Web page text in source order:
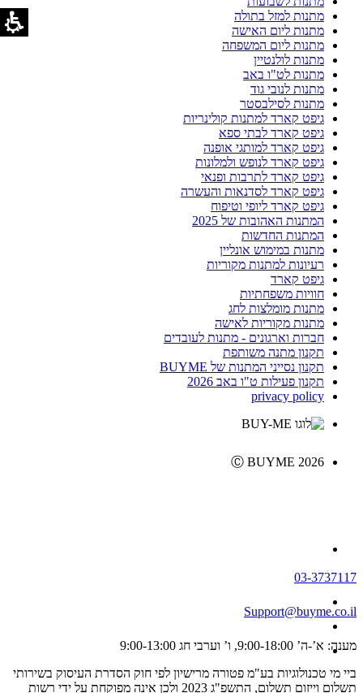
מתנות למזל בתולה
מתנות ליום האישה
מתנות ליום המשפחה
מתנות לולנטיין
מתנות לט"ו באב
מתנות לנובי גוד
מתנות לסילבסטר
גיפט קארד למתנות קולינריות
גיפט קארד לבתי ספא
גיפט קארד למותגי אופנה
גיפט קארד לנופש ולמלונות
גיפט קארד לתרבות ופנאי
גיפט קארד לסדנאות והעשרה
גיפט קארד ליופי וטיפוח
המתנות האהובות של 2025
המתנות החדשות
מתנות במימוש אונליין
רעיונות למתנות מקוריות
גיפט קארד
חוויות משפחתיות
מתנות מומלצות לחג
מתנות מקוריות לאישה
חברות וארגונים - מתנות לעובדים
תקנון מתנה משותפת
תקנון נסייני המתנות של BUYME
תקנון פעילות ט"ו באב 2026
privacy policy
Ⓒ BUYME 2026
03-3737117
Support@buyme.co.il
מענה: א’-ה’ 9:00-18:00, ו’ וערבי חג 9:00-13:00
ביי מי טכנולוגיות בע"מ פטורה מרישיון לפי חוק הסדרת העיסוק בשירותי
תשלום וייזום תשלום, התשפ"ג 2023 ולכן אינה מפוקחת על ידי רשות